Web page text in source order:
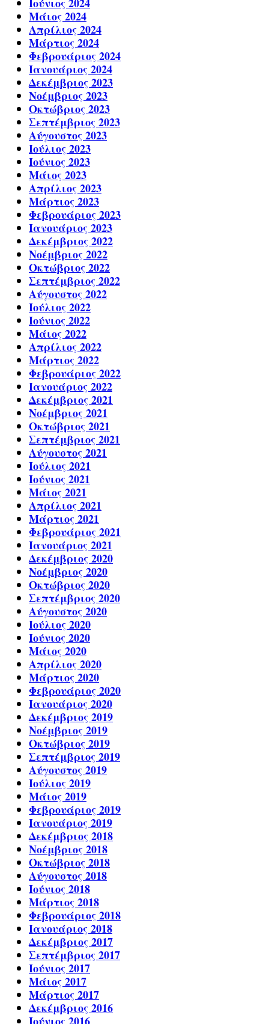
Μάιος 2024
Απρίλιος 2024
Μάρτιος 2024
Φεβρουάριος 2024
Ιανουάριος 2024
Δεκέμβριος 2023
Νοέμβριος 2023
Οκτώβριος 2023
Σεπτέμβριος 2023
Αύγουστος 2023
Ιούλιος 2023
Ιούνιος 2023
Μάιος 2023
Απρίλιος 2023
Μάρτιος 2023
Φεβρουάριος 2023
Ιανουάριος 2023
Δεκέμβριος 2022
Νοέμβριος 2022
Οκτώβριος 2022
Σεπτέμβριος 2022
Αύγουστος 2022
Ιούλιος 2022
Ιούνιος 2022
Μάιος 2022
Απρίλιος 2022
Μάρτιος 2022
Φεβρουάριος 2022
Ιανουάριος 2022
Δεκέμβριος 2021
Νοέμβριος 2021
Οκτώβριος 2021
Σεπτέμβριος 2021
Αύγουστος 2021
Ιούλιος 2021
Ιούνιος 2021
Μάιος 2021
Απρίλιος 2021
Μάρτιος 2021
Φεβρουάριος 2021
Ιανουάριος 2021
Δεκέμβριος 2020
Νοέμβριος 2020
Οκτώβριος 2020
Σεπτέμβριος 2020
Αύγουστος 2020
Ιούλιος 2020
Ιούνιος 2020
Μάιος 2020
Απρίλιος 2020
Μάρτιος 2020
Φεβρουάριος 2020
Ιανουάριος 2020
Δεκέμβριος 2019
Νοέμβριος 2019
Οκτώβριος 2019
Σεπτέμβριος 2019
Αύγουστος 2019
Ιούλιος 2019
Μάιος 2019
Φεβρουάριος 2019
Ιανουάριος 2019
Δεκέμβριος 2018
Νοέμβριος 2018
Οκτώβριος 2018
Αύγουστος 2018
Ιούνιος 2018
Μάρτιος 2018
Φεβρουάριος 2018
Ιανουάριος 2018
Δεκέμβριος 2017
Σεπτέμβριος 2017
Ιούνιος 2017
Μάιος 2017
Μάρτιος 2017
Δεκέμβριος 2016